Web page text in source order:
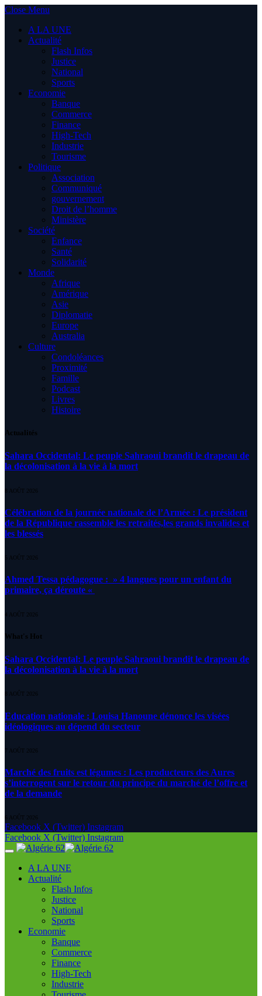
Close Menu
A LA UNE
Actualité
Flash Infos
Justice
National
Sports
Economie
Banque
Commerce
Finance
High-Tech
Industrie
Tourisme
Politique
Association
Communiqué
gouvernement
Droit de l’homme
Ministère
Société
Enfance
Santé
Solidarité
Monde
Afrique
Amérique
Asie
Diplomatie
Europe
Australia
Culture
Condoléances
Proximité
Famille
Podcast
Livres
Histoire
Actualités
Sahara Occidental: Le peuple Sahraoui brandit le drapeau de
la décolonisation à la vie à la mort
8 AOÛT 2026
Célébration de la journée nationale de l’Armée : Le président
de la République rassemble les retraités,les grands invalides et
les blessés
5 AOÛT 2026
Ahmed Tessa pédagogue : » 4 langues pour un enfant du
primaire, ça déroute «
4 AOÛT 2026
What's Hot
Sahara Occidental: Le peuple Sahraoui brandit le drapeau de
la décolonisation à la vie à la mort
8 AOÛT 2026
Education nationale : Louisa Hanoune dénonce les visées
idéologiques au dépend du secteur
7 AOÛT 2026
Marché des fruits est légumes : Les producteurs des Aures
s’interrogent sur le retour du principe du marché de l’offre et
de la demande
6 AOÛT 2026
Facebook X (Twitter) Instagram
Facebook X (Twitter) Instagram
A LA UNE
Actualité
Flash Infos
Justice
National
Sports
Economie
Banque
Commerce
Finance
High-Tech
Industrie